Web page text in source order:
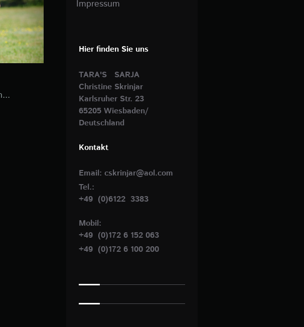
Impressum
Hier finden Sie uns
TARA'S SARJA
Christine Skrinjar
Karlsruher Str. 23
65205 Wiesbaden/
Deutschland
Kontakt
Email: cskrinjar@aol.com
Tel.:
+49 (0)6122 3383
Mobil:
+49 (0)172 6 152 063
+49 (0)172 6 100 200